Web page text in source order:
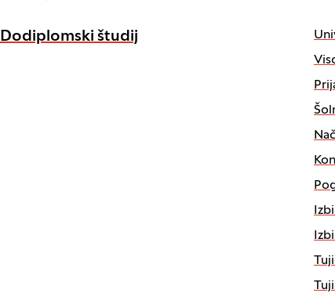
Dodiplomski študij